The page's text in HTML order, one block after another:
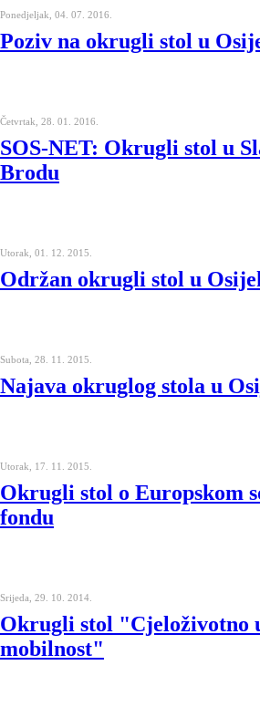
Ponedjeljak, 04. 07. 2016.
Poziv na okrugli stol u
Četvrtak, 28. 01. 2016.
SOS-NET: Okrugli stol u
Brodu
Utorak, 01. 12. 2015.
Održan okrugli stol u
Subota, 28. 11. 2015.
Najava okruglog stola u
Utorak, 17. 11. 2015.
Okrugli stol o Europskom
fondu
Srijeda, 29. 10. 2014.
Okrugli stol "Cjeloživotno
mobilnost"